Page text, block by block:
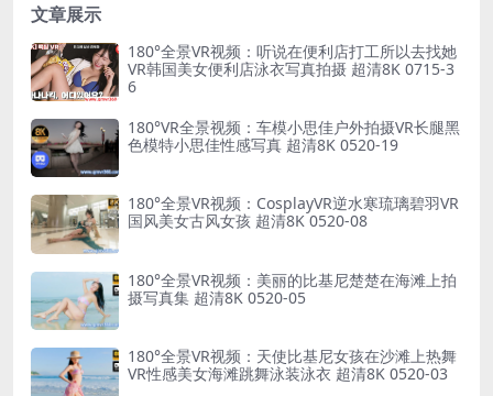
文章展示
180°全景VR视频：听说在便利店打工所以去找她
VR韩国美女便利店泳衣写真拍摄 超清8K 0715-3
6
180°VR全景视频：车模小思佳户外拍摄VR长腿黑
色模特小思佳性感写真 超清8K 0520-19
180°全景VR视频：CosplayVR逆水寒琉璃碧羽VR
国风美女古风女孩 超清8K 0520-08
180°全景VR视频：美丽的比基尼楚楚在海滩上拍
摄写真集 超清8K 0520-05
180°全景VR视频：天使比基尼女孩在沙滩上热舞
VR性感美女海滩跳舞泳装泳衣 超清8K 0520-03